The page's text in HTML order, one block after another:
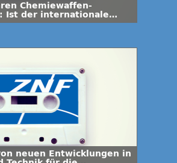
Chemiewaffen-
Ist der internationale
neuen Entwicklungen in